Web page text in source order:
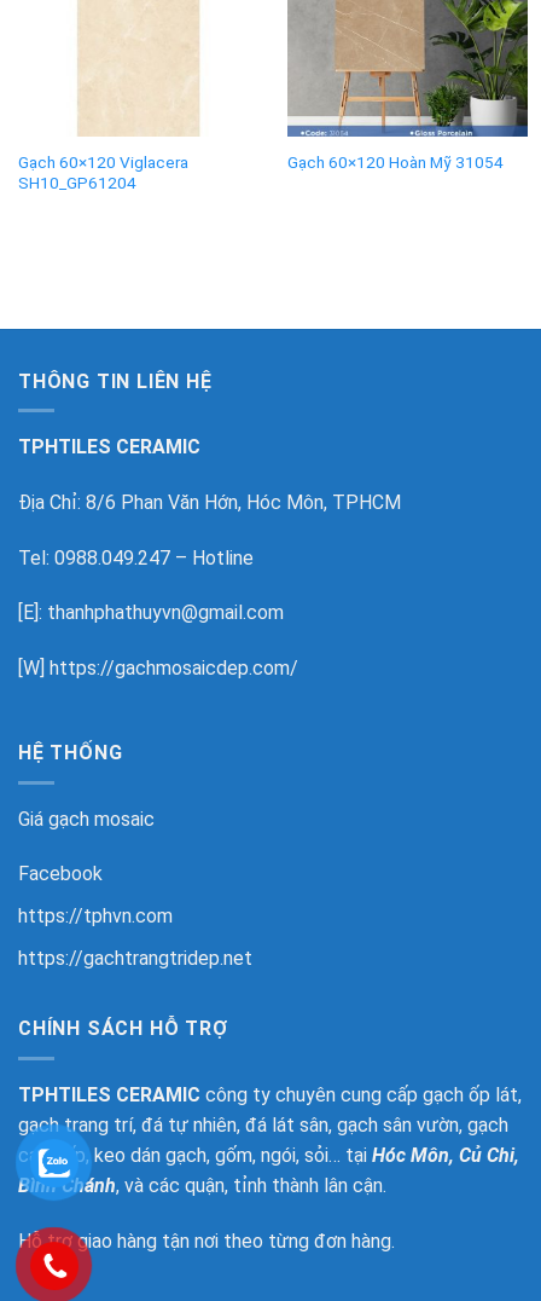
Gạch 60×120 Viglacera
SH10_GP61204
Gạch 60×120 Hoàn Mỹ 31054
THÔNG TIN LIÊN HỆ
TPHTILES CERAMIC
Địa Chỉ: 8/6 Phan Văn Hớn, Hóc Môn, TPHCM
Tel: 0988.049.247 – Hotline
[E]: thanhphathuyvn@gmail.com
[W] https://gachmosaicdep.com/
HỆ THỐNG
Giá gạch mosaic
Facebook
https://tphvn.com
https://gachtrangtridep.net
CHÍNH SÁCH HỖ TRỢ
TPHTILES CERAMIC công ty chuyên cung cấp gạch ốp lát,
gạch trang trí, đá tự nhiên, đá lát sân, gạch sân vườn, gạch
cao cấp, keo dán gạch, gốm, ngói, sỏi… tại Hóc Môn, Củ Chi,
Bình Chánh, và các quận, tỉnh thành lân cận.
Hỗ trợ giao hàng tận nơi theo từng đơn hàng.